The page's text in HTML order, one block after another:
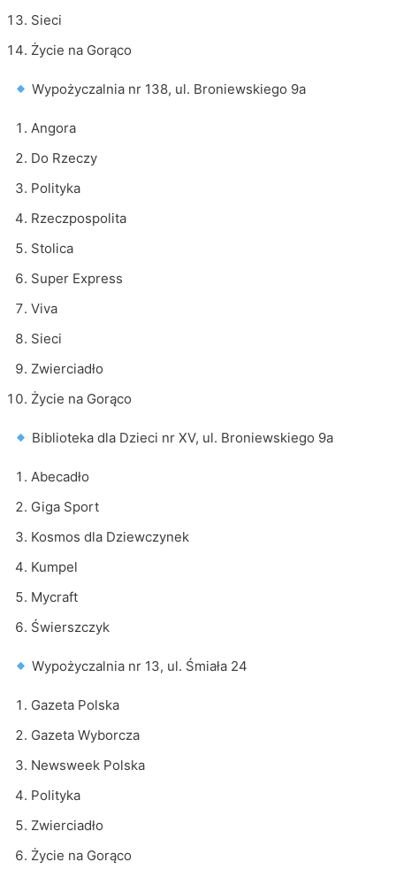
Sieci
Życie na Gorąco
Wypożyczalnia nr 138, ul. Broniewskiego 9a
Angora
Do Rzeczy
Polityka
Rzeczpospolita
Stolica
Super Express
Viva
Sieci
Zwierciadło
Życie na Gorąco
Biblioteka dla Dzieci nr XV, ul. Broniewskiego 9a
Abecadło
Giga Sport
Kosmos dla Dziewczynek
Kumpel
Mycraft
Świerszczyk
Wypożyczalnia nr 13, ul. Śmiała 24
Gazeta Polska
Gazeta Wyborcza
Newsweek Polska
Polityka
Zwierciadło
Życie na Gorąco